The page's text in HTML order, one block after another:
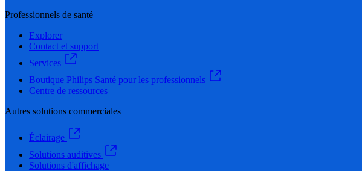
Professionnels de santé
Explorer
Contact et support
Services
Boutique Philips Santé pour les professionnels
Centre de ressources
Autres solutions commerciales
Éclairage
Solutions auditives
Solutions d'affichage